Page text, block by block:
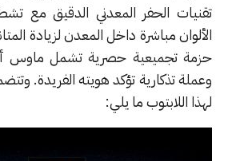
الحفر المعدني الدقيق مع
مباشرة داخل المعدن لزيادة
تجميعية حصرية تشمل ماوس
تذكارية تؤكد هويته الفريدة. وتتضمن
اللابتوب ما يلي: